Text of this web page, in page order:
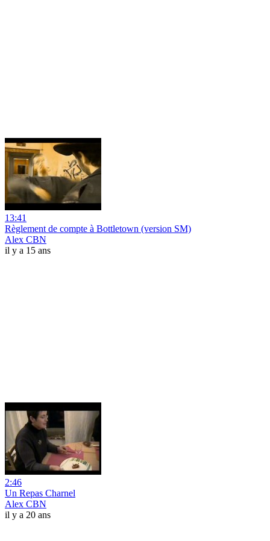
13:41
Règlement de compte à Bottletown (version SM)
Alex CBN
il y a 15 ans
2:46
Un Repas Charnel
Alex CBN
il y a 20 ans